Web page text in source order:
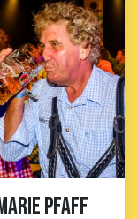
Pfaff